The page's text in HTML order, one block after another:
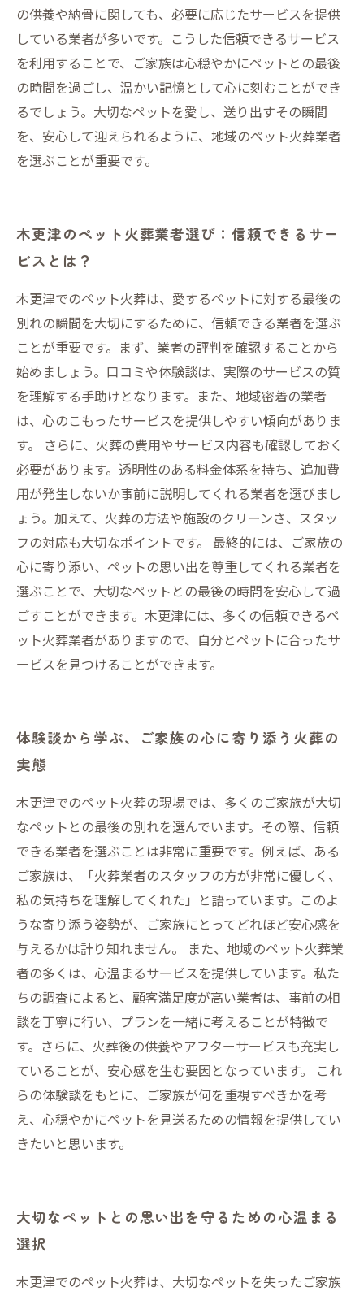
の供養や納骨に関しても、必要に応じたサービスを提供
している業者が多いです。こうした信頼できるサービス
を利用することで、ご家族は心穏やかにペットとの最後
の時間を過ごし、温かい記憶として心に刻むことができ
るでしょう。大切なペットを愛し、送り出すその瞬間
を、安心して迎えられるように、地域のペット火葬業者
を選ぶことが重要です。
木更津のペット火葬業者選び：信頼できるサー
ビスとは？
木更津でのペット火葬は、愛するペットに対する最後の
別れの瞬間を大切にするために、信頼できる業者を選ぶ
ことが重要です。まず、業者の評判を確認することから
始めましょう。口コミや体験談は、実際のサービスの質
を理解する手助けとなります。また、地域密着の業者
は、心のこもったサービスを提供しやすい傾向がありま
す。 さらに、火葬の費用やサービス内容も確認しておく
必要があります。透明性のある料金体系を持ち、追加費
用が発生しないか事前に説明してくれる業者を選びまし
ょう。加えて、火葬の方法や施設のクリーンさ、スタッ
フの対応も大切なポイントです。 最終的には、ご家族の
心に寄り添い、ペットの思い出を尊重してくれる業者を
選ぶことで、大切なペットとの最後の時間を安心して過
ごすことができます。木更津には、多くの信頼できるペ
ット火葬業者がありますので、自分とペットに合ったサ
ービスを見つけることができます。
体験談から学ぶ、ご家族の心に寄り添う火葬の
実態
木更津でのペット火葬の現場では、多くのご家族が大切
なペットとの最後の別れを選んでいます。その際、信頼
できる業者を選ぶことは非常に重要です。例えば、ある
ご家族は、「火葬業者のスタッフの方が非常に優しく、
私の気持ちを理解してくれた」と語っています。このよ
うな寄り添う姿勢が、ご家族にとってどれほど安心感を
与えるかは計り知れません。 また、地域のペット火葬業
者の多くは、心温まるサービスを提供しています。私た
ちの調査によると、顧客満足度が高い業者は、事前の相
談を丁寧に行い、プランを一緒に考えることが特徴で
す。さらに、火葬後の供養やアフターサービスも充実し
ていることが、安心感を生む要因となっています。 これ
らの体験談をもとに、ご家族が何を重視すべきかを考
え、心穏やかにペットを見送るための情報を提供してい
きたいと思います。
大切なペットとの思い出を守るための心温まる
選択
木更津でのペット火葬は、大切なペットを失ったご家族